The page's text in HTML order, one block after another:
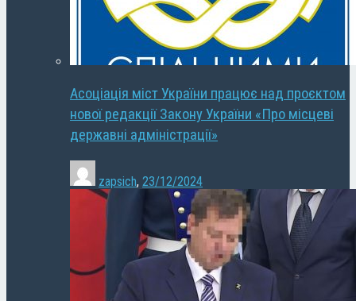
Асоціація міст України працює над проєктом
нової редакції Закону України «Про місцеві
державні адміністрації»
zapsich, 23/12/2024